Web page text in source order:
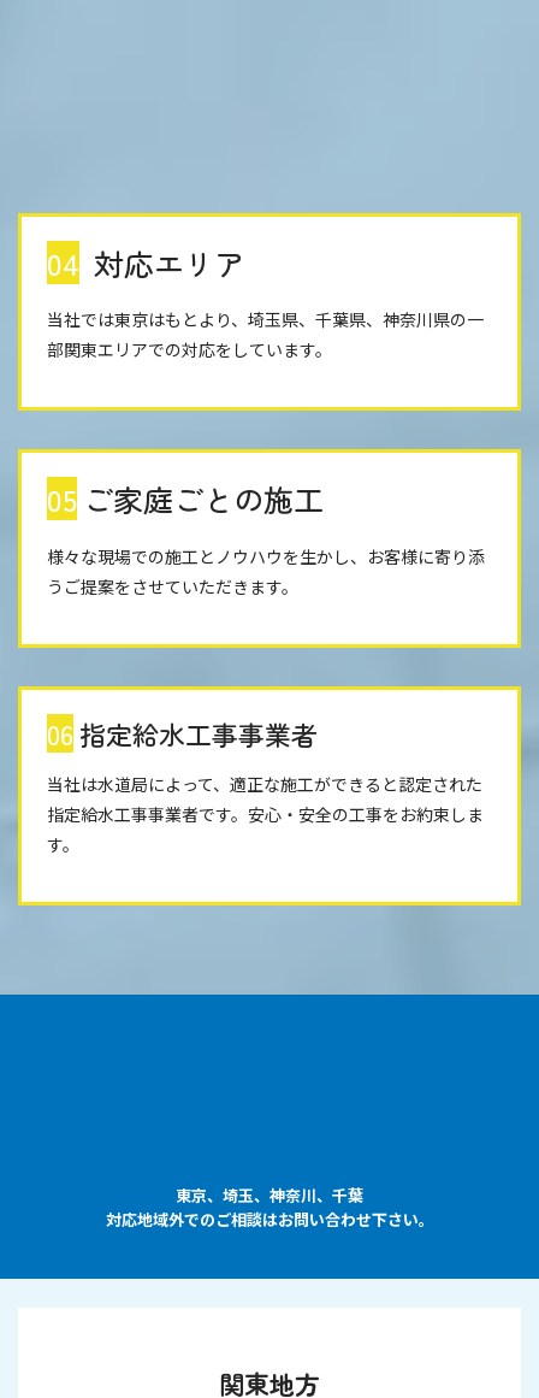
04 対応エリア
当社では東京はもとより、埼玉県、千葉県、神奈川県の一
部関東エリアでの対応をしています。
05 ご家庭ごとの施工
様々な現場での施工とノウハウを生かし、お客様に寄り添
うご提案をさせていただきます。
06 指定給水工事事業者
当社は水道局によって、適正な施工ができると認定された
指定給水工事事業者です。安心・安全の工事をお約束しま
す。
東京、埼玉、神奈川、千葉
対応地域外でのご相談はお問い合わせ下さい。
関東地方